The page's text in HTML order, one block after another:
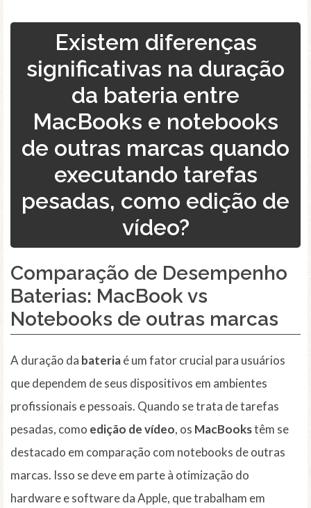
Existem diferenças
significativas na duração
da bateria entre
MacBooks e notebooks
de outras marcas quando
executando tarefas
pesadas, como edição de
vídeo?
Comparação de Desempenho
Baterias: MacBookvs
Notebooks de outras marcas
A duração da bateriaé um fator crucial para usuários
que dependem de seus dispositivos em ambientes
profissionais e pessoais. Quando se trata de tarefas
pesadas, como edição de vídeo, os MacBookstêm se
destacado em comparação com notebooks de outras
marcas. Isso se deve em parte à otimização do
hardware e software da Apple, que trabalham em